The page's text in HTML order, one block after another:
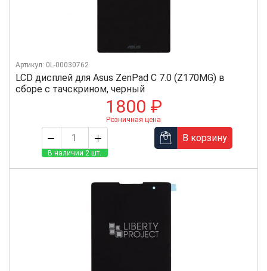
LCD дисплей для Asus ZenPad C 7.0 (Z170MG) в
сборе с тачскрином, черный
Артикул: 0L-00030762
1800 ₽
Розничная цена
В наличии 2 шт.
В корзину